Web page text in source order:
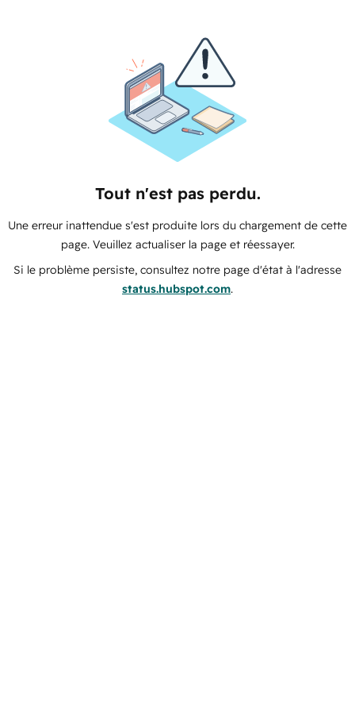
Tout n'est pas perdu.
Une erreur inattendue s'est produite lors du chargement de cette
page. Veuillez actualiser la page et réessayer.
Si le problème persiste, consultez notre page d'état à l'adresse
status.hubspot.com.